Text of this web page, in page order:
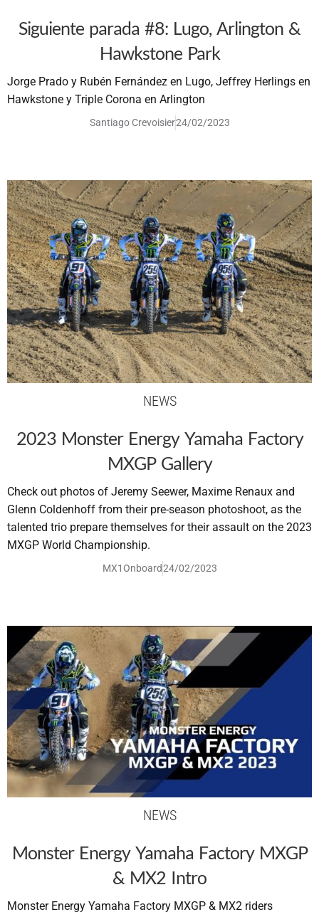
Siguiente parada #8: Lugo, Arlington &
Hawkstone Park
Jorge Prado y Rubén Fernández en Lugo, Jeffrey Herlings en
Hawkstone y Triple Corona en Arlington
Santiago Crevoisier24/02/2023
NEWS
2023 Monster Energy Yamaha Factory
MXGP Gallery
Check out photos of Jeremy Seewer, Maxime Renaux and
Glenn Coldenhoff from their pre-season photoshoot, as the
talented trio prepare themselves for their assault on the 2023
MXGP World Championship.
MX1Onboard24/02/2023
NEWS
Monster Energy Yamaha Factory MXGP
& MX2 Intro
Monster Energy Yamaha Factory MXGP & MX2 riders